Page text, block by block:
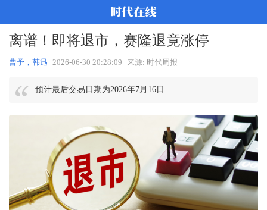
离谱！即将退市，赛隆退竟涨停
曹予，韩迅 2026-06-30 20:28:09 来源: 时代周报
预计最后交易日期为2026年7月16日